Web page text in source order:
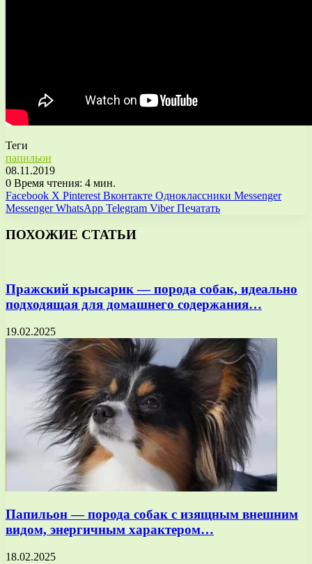
Теги
папильон
08.11.2019
0 Время чтения: 4 мин.
Facebook X Pinterest Вконтакте Одноклассники Messenger
Messenger WhatsApp Telegram Viber Печатать
ПОХОЖИЕ СТАТЬИ
Пражский крысарик — порода собак, идеально
подходящая для домашнего содержания…
19.02.2025
Папильон — порода собак с изящным внешним
видом, энергичным характером…
18.02.2025